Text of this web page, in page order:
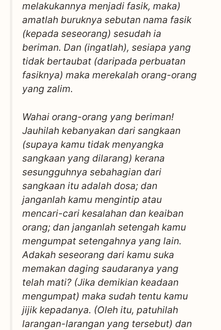
melakukannya menjadi fasik, maka)
amatlah buruknya sebutan nama fasik
(kepada seseorang) sesudah ia
beriman. Dan (ingatlah), sesiapa yang
tidak bertaubat (daripada perbuatan
fasiknya) maka merekalah orang-orang
yang zalim.
Wahai orang-orang yang beriman!
Jauhilah kebanyakan dari sangkaan
(supaya kamu tidak menyangka
sangkaan yang dilarang) kerana
sesungguhnya sebahagian dari
sangkaan itu adalah dosa; dan
janganlah kamu mengintip atau
mencari-cari kesalahan dan keaiban
orang; dan janganlah setengah kamu
mengumpat setengahnya yang lain.
Adakah seseorang dari kamu suka
memakan daging saudaranya yang
telah mati? (Jika demikian keadaan
mengumpat) maka sudah tentu kamu
jijik kepadanya. (Oleh itu, patuhilah
larangan-larangan yang tersebut) dan